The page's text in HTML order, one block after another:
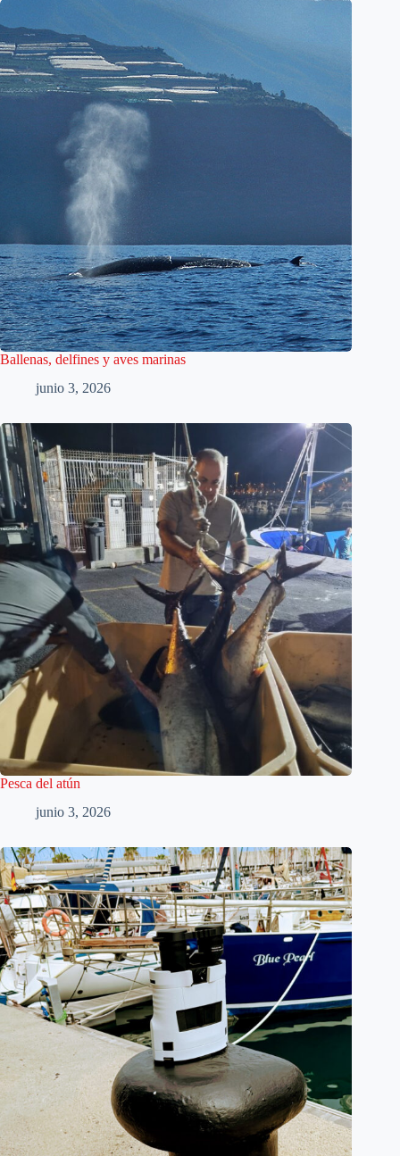
Ballenas, delfines y aves marinas
junio 3, 2026
Pesca del atún
junio 3, 2026